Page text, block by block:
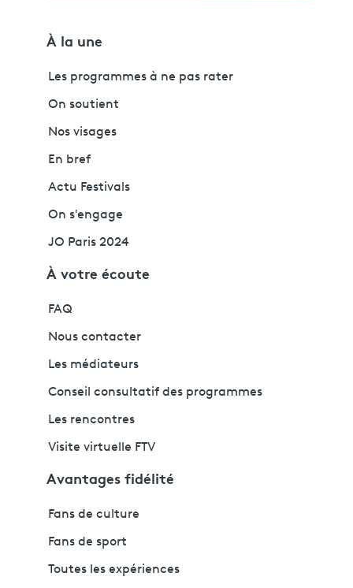
À la une
Les programmes à ne pas rater
On soutient
Nos visages
En bref
Actu Festivals
On s'engage
JO Paris 2024
À votre écoute
FAQ
Nous contacter
Les médiateurs
Conseil consultatif des programmes
Les rencontres
Visite virtuelle FTV
Avantages fidélité
Fans de culture
Fans de sport
Toutes les expériences